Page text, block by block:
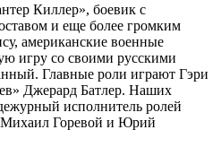
Киллер», боевик с
и еще более громким
американские военные
игру со своими русскими
Главные роли играют Гэри
Джерард Батлер. Наших
исполнитель ролей
Михаил Горевой и Юрий